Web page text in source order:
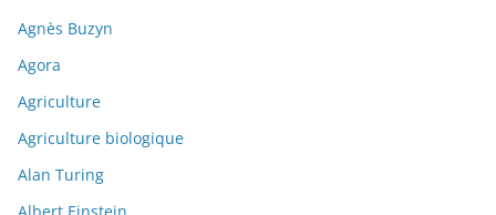
Agnès Buzyn
Agora
Agriculture
Agriculture biologique
Alan Turing